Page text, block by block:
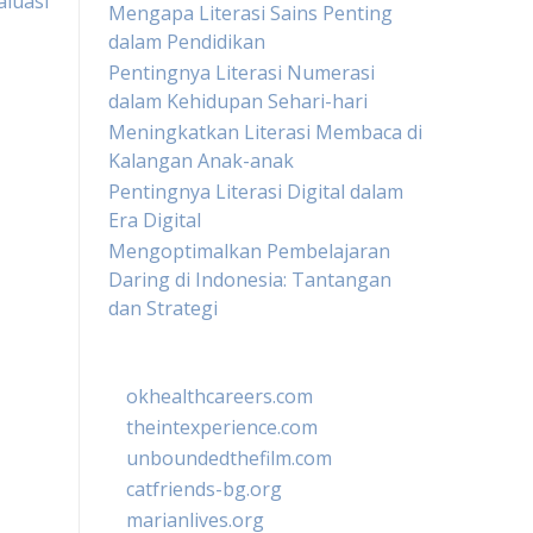
Mengapa Literasi Sains Penting
dalam Pendidikan
Pentingnya Literasi Numerasi
dalam Kehidupan Sehari-hari
Meningkatkan Literasi Membaca di
Kalangan Anak-anak
Pentingnya Literasi Digital dalam
Era Digital
Mengoptimalkan Pembelajaran
Daring di Indonesia: Tantangan
dan Strategi
okhealthcareers.com
theintexperience.com
unboundedthefilm.com
catfriends-bg.org
marianlives.org